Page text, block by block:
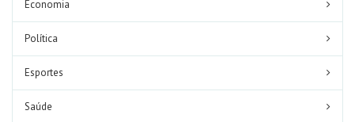
Economia
Política
Esportes
Saúde